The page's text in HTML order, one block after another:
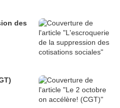
des